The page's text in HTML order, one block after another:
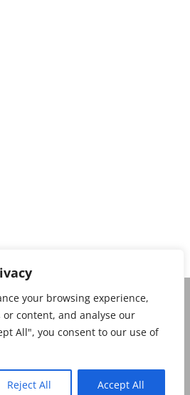
your browsing experience,
content, and analyse our
All", you consent to our use of
Reject All Accept All
Copyright 2026. Belgian
De Frelaan 271, 1180 Ukkel
e-mail :
0551 843 064